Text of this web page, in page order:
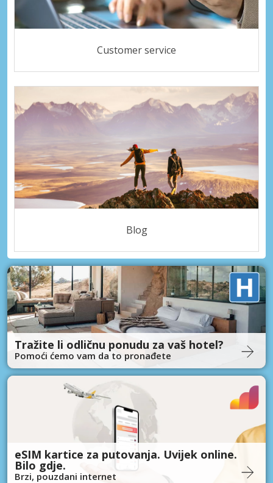
Customer service
Blog
Tražite li odličnu ponudu za vaš hotel?
Pomoći ćemo vam da to pronađete
eSIM kartice za putovanja. Uvijek online.
Bilo gdje.
Brzi, pouzdani internet